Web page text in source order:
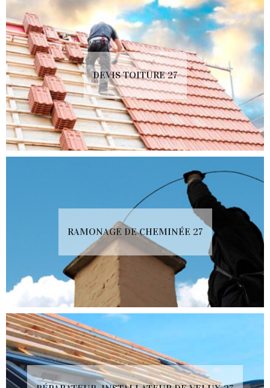
DEVIS TOITURE 27
RAMONAGE DE CHEMINÉE 27